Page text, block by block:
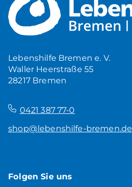
Mehr Ruhe zuhause
5,00€
Lebenshilfe Bremen e. V.
Waller Heerstraße 55
28217 Bremen
0421 387 77-0
shop@lebenshilfe-bremen.de
Folgen Sie uns